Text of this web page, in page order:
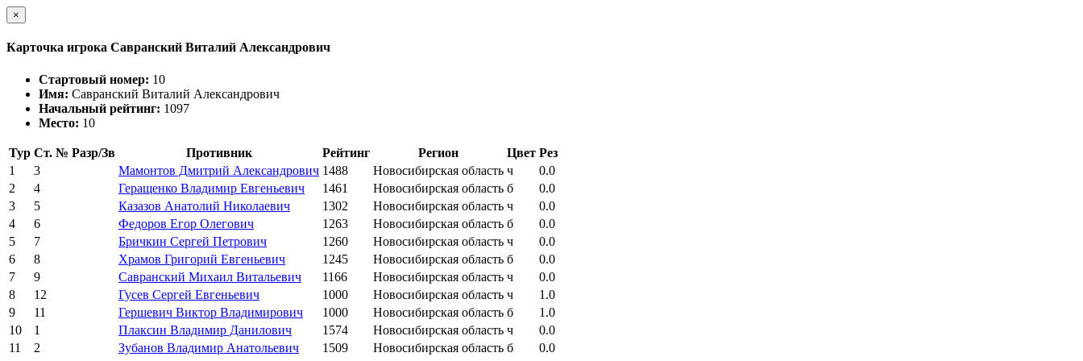
×
Карточка игрока Савранский Виталий Александрович
Стартовый номер: 10
Имя: Савранский Виталий Александрович
Начальный рейтинг: 1097
Место: 10
Тур Ст. № Разр/Зв Противник Рейтинг Регион Цвет Рез
1
3 Мамонтов Дмитрий Александрович 1488 Новосибирская область ч
0.0
2
4 Геращенко Владимир Евгеньевич 1461 Новосибирская область б
0.0
3
5 Казазов Анатолий Николаевич 1302 Новосибирская область ч
0.0
4
6 Федоров Егор Олегович 1263 Новосибирская область б
0.0
5
7 Бричкин Сергей Петрович 1260 Новосибирская область ч
0.0
6
8 Храмов Григорий Евгеньевич 1245 Новосибирская область б
0.0
7
9 Савранский Михаил Витальевич 1166 Новосибирская область ч
0.0
8
12 Гусев Сергей Евгеньевич 1000 Новосибирская область ч
1.0
9
11 Гершевич Виктор Владимирович 1000 Новосибирская область б
1.0
10
1 Плаксин Владимир Данилович 1574 Новосибирская область ч
0.0
11
2 Зубанов Владимир Анатольевич 1509 Новосибирская область б
0.0